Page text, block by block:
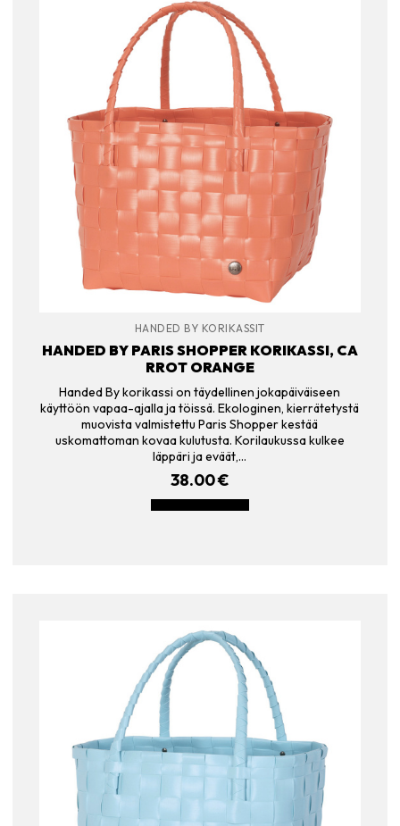
HANDED BY KORIKASSIT
HANDED BY PARIS SHOPPER KORIKASSI, CA
RROT ORANGE
Handed By korikassi on täydellinen jokapäiväiseen
käyttöön vapaa-ajalla ja töissä. Ekologinen, kierrätetystä
muovista valmistettu Paris Shopper kestää
uskomattoman kovaa kulutusta. Korilaukussa kulkee
läppäri ja eväät,…
38.00€